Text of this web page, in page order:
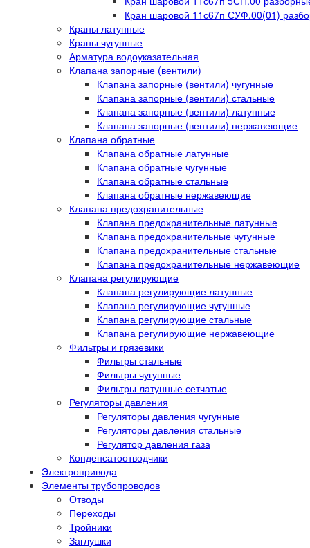
Кран шаровой 11с67п СУФ.00(01)
Краны латунные
Краны чугунные
Арматура водоуказательная
Клапана запорные (вентили)
Клапана запорные (вентили) чугунные
Клапана запорные (вентили) стальные
Клапана запорные (вентили) латунные
Клапана запорные (вентили) нержавеющие
Клапана обратные
Клапана обратные латунные
Клапана обратные чугунные
Клапана обратные стальные
Клапана обратные нержавеющие
Клапана предохранительные
Клапана предохранительные латунные
Клапана предохранительные чугунные
Клапана предохранительные стальные
Клапана предохранительные нержавеющие
Клапана регулирующие
Клапана регулирующие латунные
Клапана регулирующие чугунные
Клапана регулирующие стальные
Клапана регулирующие нержавеющие
Фильтры и грязевики
Фильтры стальные
Фильтры чугунные
Фильтры латунные сетчатые
Регуляторы давления
Регуляторы давления чугунные
Регуляторы давления стальные
Регулятор давления газа
Конденсатоотводчики
Электропривода
Элементы трубопроводов
Отводы
Переходы
Тройники
Заглушки